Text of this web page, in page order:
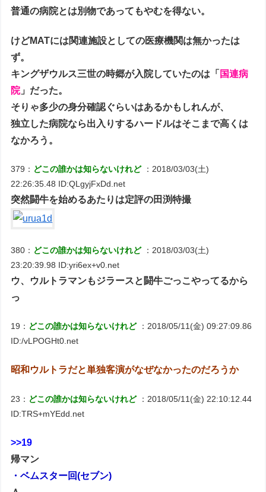
普通の病院とは別物であってもやむを得ない。
けどMATには関連施設としての医療機関は無かったは
ず。
キングザウルス三世の時郷が入院していたのは「 国連病
院」だった。
そりゃ多少の身分確認ぐらいはあるかもしれんが、
独立した病院なら出入りするハードルはそこまで高くは
なかろう。
379： どこの誰かは知らないけれど ：2018/03/03(土)
22:26:35.48 ID:QLgyjFxDd.net
突然闘牛を始めるあたりは定評の田渕特撮
380： どこの誰かは知らないけれど ：2018/03/03(土)
23:20:39.98 ID:yri6ex+v0.net
ウ、ウルトラマンもジラースと闘牛ごっこやってるから
っ
19： どこの誰かは知らないけれど ：2018/05/11(金) 09:27:09.86
ID:/vLPOGHt0.net
昭和ウルトラだと単独客演がなぜなかったのだろうか
23： どこの誰かは知らないけれど ：2018/05/11(金) 22:10:12.44
ID:TRS+mYEdd.net
>>19
帰マン
・ベムスター回(セブン)